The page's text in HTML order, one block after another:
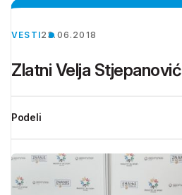
VESTI23.06.2018
Zlatni Velja Stjepanović
Podeli